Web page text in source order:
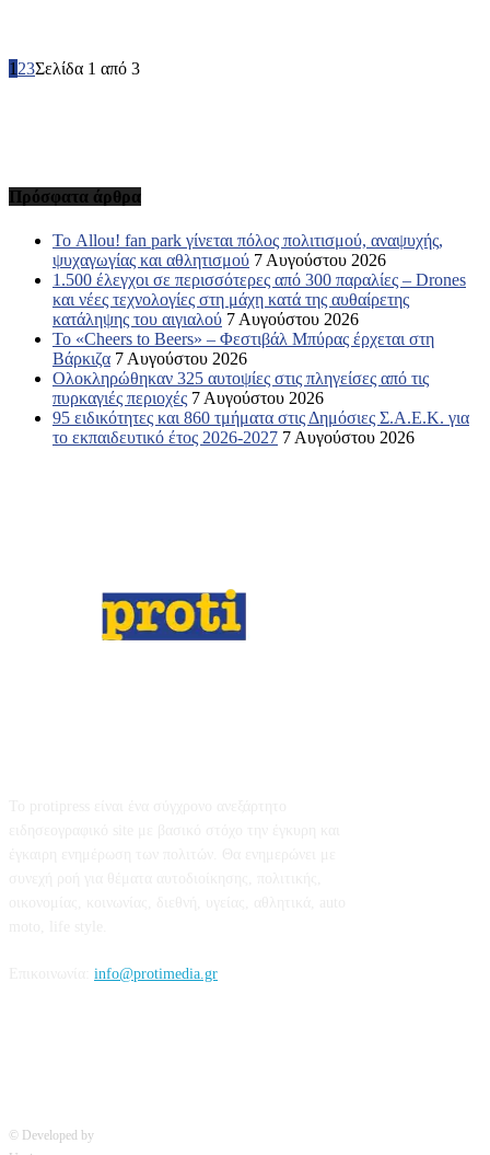
1 23Σελίδα 1 από 3
Πρόσφατα άρθρα
Το Allou! fan park γίνεται πόλος πολιτισμού, αναψυχής,
ψυχαγωγίας και αθλητισμού 7 Αυγούστου 2026
1.500 έλεγχοι σε περισσότερες από 300 παραλίες – Drones
και νέες τεχνολογίες στη μάχη κατά της αυθαίρετης
κατάληψης του αιγιαλού 7 Αυγούστου 2026
Το «Cheers to Beers» – Φεστιβάλ Μπύρας έρχεται στη
Βάρκιζα 7 Αυγούστου 2026
Ολοκληρώθηκαν 325 αυτοψίες στις πληγείσες από τις
πυρκαγιές περιοχές 7 Αυγούστου 2026
95 ειδικότητες και 860 τμήματα στις Δημόσιες Σ.Α.Ε.Κ. για
το εκπαιδευτικό έτος 2026-2027 7 Αυγούστου 2026
info@protimedia.gr
© Developed by